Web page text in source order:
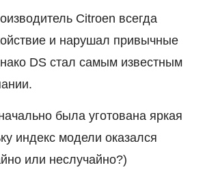
Citroen всегда
и нарушал привычные
DS стал самым известным
была уготована яркая
индекс модели оказался
или неслучайно?)